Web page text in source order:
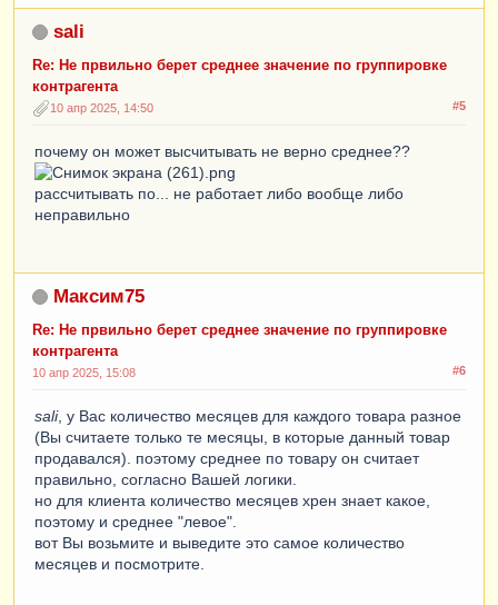
sali
Re: Не првильно берет среднее значение по группировке
контрагента
#5
10 апр 2025, 14:50
почему он может высчитывать не верно среднее??
рассчитывать по... не работает либо вообще либо
неправильно
Максим75
Re: Не првильно берет среднее значение по группировке
контрагента
#6
10 апр 2025, 15:08
sali, у Вас количество месяцев для каждого товара разное
(Вы считаете только те месяцы, в которые данный товар
продавался). поэтому среднее по товару он считает
правильно, согласно Вашей логики.
но для клиента количество месяцев хрен знает какое,
поэтому и среднее "левое".
вот Вы возьмите и выведите это самое количество
месяцев и посмотрите.